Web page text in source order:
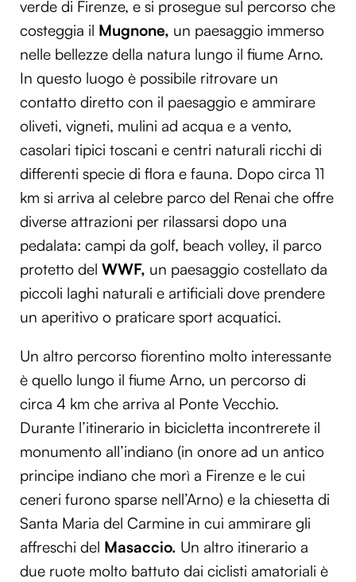
verde di Firenze, e si prosegue sul percorso che
costeggia il Mugnone, un paesaggio immerso
nelle bellezze della natura lungo il fiume Arno.
In questo luogo è possibile ritrovare un
contatto diretto con il paesaggio e ammirare
oliveti, vigneti, mulini ad acqua e a vento,
casolari tipici toscani e centri naturali ricchi di
differenti specie di flora e fauna. Dopo circa 11
km si arriva al celebre parco del Renai che offre
diverse attrazioni per rilassarsi dopo una
pedalata: campi da golf, beach volley, il parco
protetto del WWF, un paesaggio costellato da
piccoli laghi naturali e artificiali dove prendere
un aperitivo o praticare sport acquatici.
Un altro percorso fiorentino molto interessante
è quello lungo il fiume Arno, un percorso di
circa 4 km che arriva al Ponte Vecchio.
Durante l’itinerario in bicicletta incontrerete il
monumento all’indiano (in onore ad un antico
principe indiano che morì a Firenze e le cui
ceneri furono sparse nell’Arno) e la chiesetta di
Santa Maria del Carmine in cui ammirare gli
affreschi del Masaccio. Un altro itinerario a
due ruote molto battuto dai ciclisti amatoriali è